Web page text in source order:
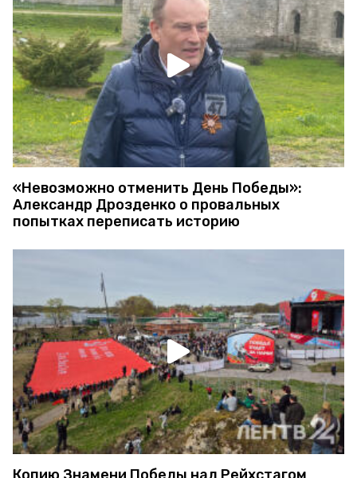
«Невозможно отменить День Победы»:
Александр Дрозденко о провальных
попытках переписать историю